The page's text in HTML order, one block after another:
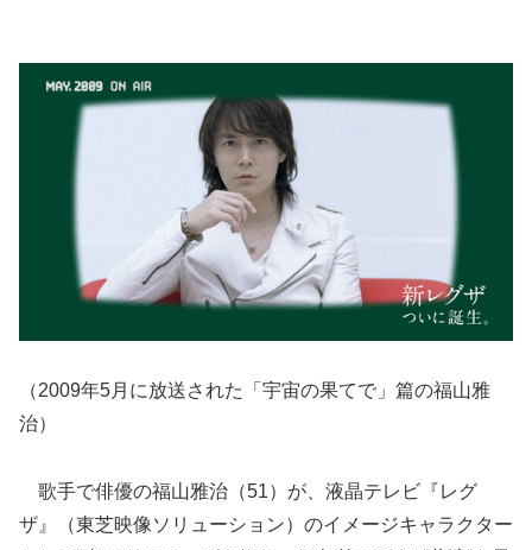
（2009年5月に放送された「宇宙の果てで」篇の福山雅
治）
歌手で俳優の福山雅治（51）が、液晶テレビ『レグ
ザ』（東芝映像ソリューション）のイメージキャラクター